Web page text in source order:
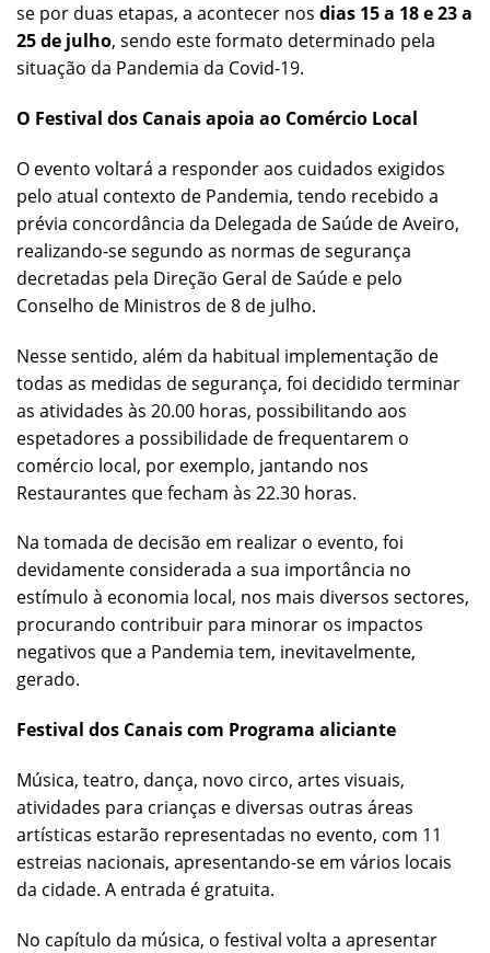
se por duas etapas, a acontecer nos dias 15 a 18 e 23 a
25 de julho, sendo este formato determinado pela
situação da Pandemia da Covid-19.
O Festival dos Canais apoia ao Comércio Local
O evento voltará a responder aos cuidados exigidos
pelo atual contexto de Pandemia, tendo recebido a
prévia concordância da Delegada de Saúde de Aveiro,
realizando-se segundo as normas de segurança
decretadas pela Direção Geral de Saúde e pelo
Conselho de Ministros de 8 de julho.
Nesse sentido, além da habitual implementação de
todas as medidas de segurança, foi decidido terminar
as atividades às 20.00 horas, possibilitando aos
espetadores a possibilidade de frequentarem o
comércio local, por exemplo, jantando nos
Restaurantes que fecham às 22.30 horas.
Na tomada de decisão em realizar o evento, foi
devidamente considerada a sua importância no
estímulo à economia local, nos mais diversos sectores,
procurando contribuir para minorar os impactos
negativos que a Pandemia tem, inevitavelmente,
gerado.
Festival dos Canais com Programa aliciante
Música, teatro, dança, novo circo, artes visuais,
atividades para crianças e diversas outras áreas
artísticas estarão representadas no evento, com 11
estreias nacionais, apresentando-se em vários locais
da cidade. A entrada é gratuita.
No capítulo da música, o festival volta a apresentar